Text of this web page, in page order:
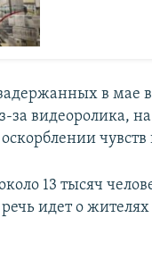
в мае в
за видеоролика,
оскорблении
13 тысяч
идет о